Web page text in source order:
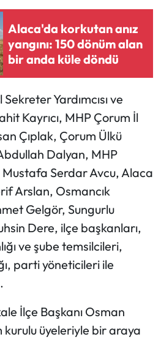
Alaca'da korkutan anız
yangını: 150 dönüm alan
bir anda küle döndü
Yardımcısı ve
Kayrıcı, MHP Çorum İl
Çıplak, Çorum Ülkü
Dalyan, MHP
Mustafa Serdar Avcu, Alaca
Arslan, Osmancık
Gelgör, Sungurlu
Dere, ilçe başkanları,
ve şube temsilcileri,
parti yöneticileri ile
İlçe Başkanı Osman
kurulu üyeleriyle bir araya